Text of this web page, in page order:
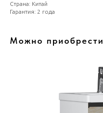
Страна: Китай
Гарантия: 2 года
Можно приобрести